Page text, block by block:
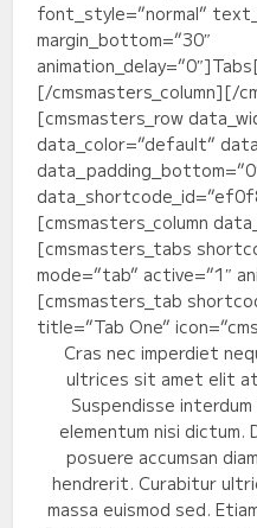
font_style=”normal”
margin_bottom=”30″
[/cmsmasters_column][/
[cmsmasters_row
data_color=”default”
[cmsmasters_column
[cmsmasters_tabs
mode=”tab” active=”1″
[cmsmasters_tab
title=”Tab One”
Cras nec imperdiet
ultrices sit amet elit
Suspendisse
elementum nisi dictum.
posuere accumsan
hendrerit. Curabitur
massa euismod sed.